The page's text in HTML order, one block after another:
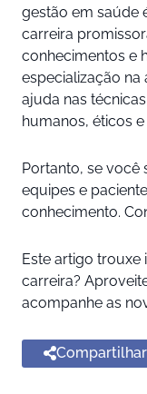
gestão em saúde
carreira
conhecimentos e
especialização
ajuda nas
humanos, éticos
Portanto, se você
equipes e
conhecimento.
Este artigo trouxe
carreira?
acompanhe as
Compartilhar